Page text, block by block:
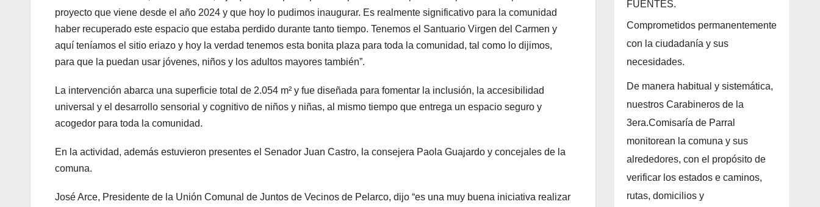
proyecto que viene desde el año 2024 y que hoy lo pudimos inaugurar. Es realmente significativo para la comunidad
haber recuperado este espacio que estaba perdido durante tanto tiempo. Tenemos el Santuario Virgen del Carmen y
aquí teníamos el sitio eriazo y hoy la verdad tenemos esta bonita plaza para toda la comunidad, tal como lo dijimos,
para que la puedan usar jóvenes, niños y los adultos mayores también”.
La intervención abarca una superficie total de 2.054 m² y fue diseñada para fomentar la inclusión, la accesibilidad
universal y el desarrollo sensorial y cognitivo de niños y niñas, al mismo tiempo que entrega un espacio seguro y
acogedor para toda la comunidad.
En la actividad, además estuvieron presentes el Senador Juan Castro, la consejera Paola Guajardo y concejales de la
comuna.
José Arce, Presidente de la Unión Comunal de Juntos de Vecinos de Pelarco, dijo “es una muy buena iniciativa realizar
FUENTES.
Comprometidos permanentemente
con la ciudadanía y sus
necesidades.
De manera habitual y sistemática,
nuestros Carabineros de la
3era.Comisaría de Parral
monitorean la comuna y sus
alrededores, con el propósito de
verificar los estados e caminos,
rutas, domicilios y